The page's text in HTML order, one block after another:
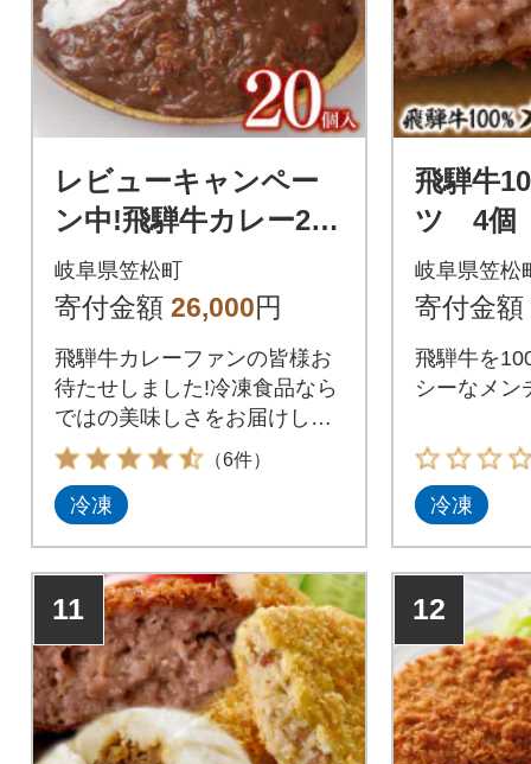
レビューキャンペー
ン中!飛騨牛カレー20
個セット(200g×20食)
冷凍食品 レトルト
岐阜県笠松町
寄付金額 26,000円
飛騨牛カレーファンの皆様お
待たせしました!冷凍食品なら
ではの美味しさをお届けしま
す。
（6件）
冷凍
飛騨牛
ツ 4個
岐阜県笠松
寄付金額
飛騨牛を
シーなメン
冷凍
11 12